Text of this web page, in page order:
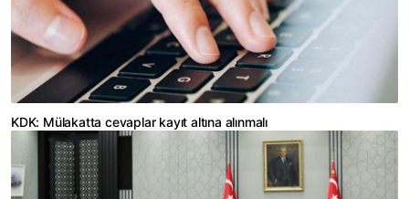
KDK: Mülakatta cevaplar kayıt altına alınmalı